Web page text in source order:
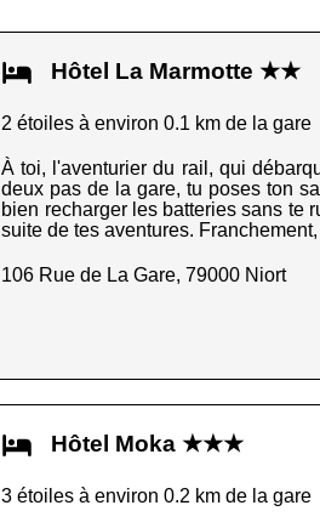
Hôtel La Marmotte ★★
2 étoiles à environ 0.1 km de la gare
À toi, l'aventurier du rail, qui
deux pas de la gare, tu poses ton
bien recharger les batteries sans te
suite de tes aventures.
106 Rue de La Gare, 79000 Niort
Hôtel Moka ★★★
3 étoiles à environ 0.2 km de la gare